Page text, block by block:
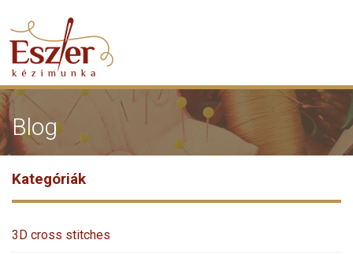
Blog
Kategóriák
3D cross stitches